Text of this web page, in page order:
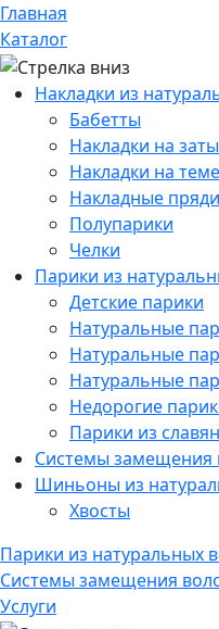
Главная
Каталог
Накладки из
Бабетты
Накладки на
Накладки на
Накладные пряди
Полупарики
Челки
Парики из
Детские парики
Натуральные
Натуральные
Натуральные
Недорогие
Парики из
Системы замещения
Шиньоны из
Хвосты
Парики из натуральных
Системы замещения
Услуги